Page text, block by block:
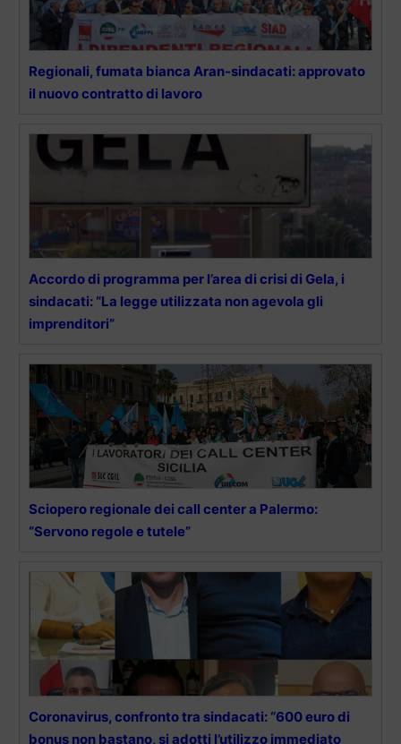
Regionali, fumata bianca Aran-sindacati: approvato
il nuovo contratto di lavoro
Accordo di programma per l’area di crisi di Gela, i
sindacati: “La legge utilizzata non agevola gli
imprenditori”
Sciopero regionale dei call center a Palermo:
“Servono regole e tutele”
Coronavirus, confronto tra sindacati: “600 euro di
bonus non bastano, si adotti l’utilizzo immediato